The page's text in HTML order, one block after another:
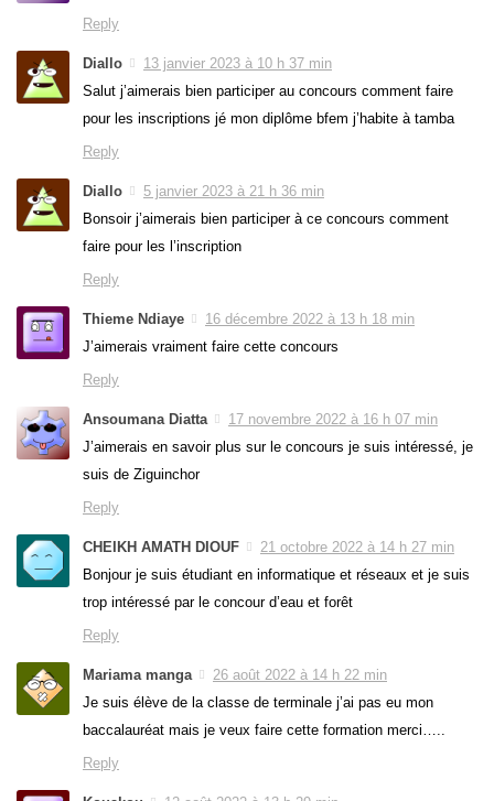
Reply
Diallo
13 janvier 2023 à 10 h 37 min
Salut j’aimerais bien participer au concours comment faire
pour les inscriptions jé mon diplôme bfem j’habite à tamba
Reply
Diallo
5 janvier 2023 à 21 h 36 min
Bonsoir j’aimerais bien participer à ce concours comment
faire pour les l’inscription
Reply
Thieme Ndiaye
16 décembre 2022 à 13 h 18 min
J’aimerais vraiment faire cette concours
Reply
Ansoumana Diatta
17 novembre 2022 à 16 h 07 min
J’aimerais en savoir plus sur le concours je suis intéressé, je
suis de Ziguinchor
Reply
CHEIKH AMATH DIOUF
21 octobre 2022 à 14 h 27 min
Bonjour je suis étudiant en informatique et réseaux et je suis
trop intéressé par le concour d’eau et forêt
Reply
Mariama manga
26 août 2022 à 14 h 22 min
Je suis élève de la classe de terminale j’ai pas eu mon
baccalauréat mais je veux faire cette formation merci…..
Reply